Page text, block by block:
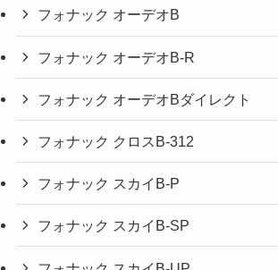
フォナック オーデオB
フォナック オーデオB-R
フォナック オーデオBダイレクト
フォナック クロスB-312
フォナック スカイB-P
フォナック スカイB-SP